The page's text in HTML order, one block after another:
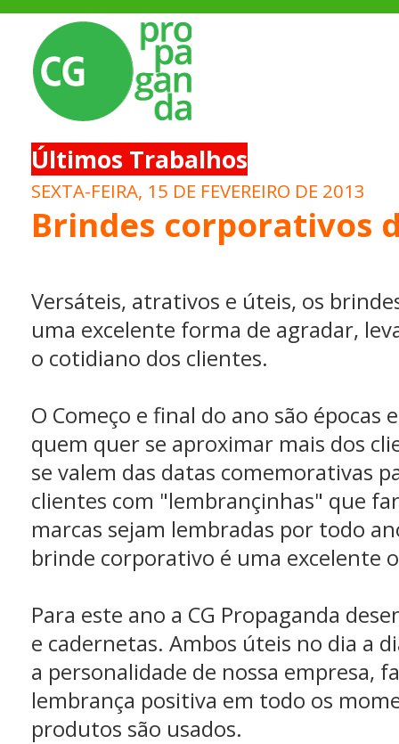
Últimos Trabalhos
SEXTA-FEIRA, 15 DE FEVEREIRO DE 2013
Brindes corporativos
Versáteis, atrativos e úteis, os
uma excelente forma de agradar,
o cotidiano dos clientes.
O Começo e final do ano são épocas
quem quer se aproximar mais dos
se valem das datas comemorativas
clientes com "lembrançinhas" que
marcas sejam lembradas por todo
brinde corporativo é uma excelente
Para este ano a CG Propaganda
e cadernetas. Ambos úteis no dia a
a personalidade de nossa empresa,
lembrança positiva em todo os
produtos são usados.